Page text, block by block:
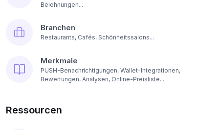
Belohnungen...
Branchen
Restaurants, Cafés, Schönheitssalons...
Merkmale
PUSH-Benachrichtigungen, Wallet-Integrationen,
Bewertungen, Analysen, Online-Preisliste...
Ressourcen